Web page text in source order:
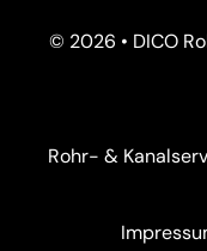
© 2026 • DICO
Rohr- &